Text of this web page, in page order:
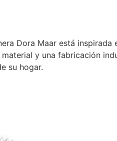
Dora Maar está
y una fabricación
su hogar.